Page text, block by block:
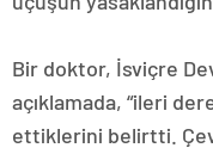
Bir doktor, İsviçre
açıklamada, “ileri
ettiklerini belirtti.